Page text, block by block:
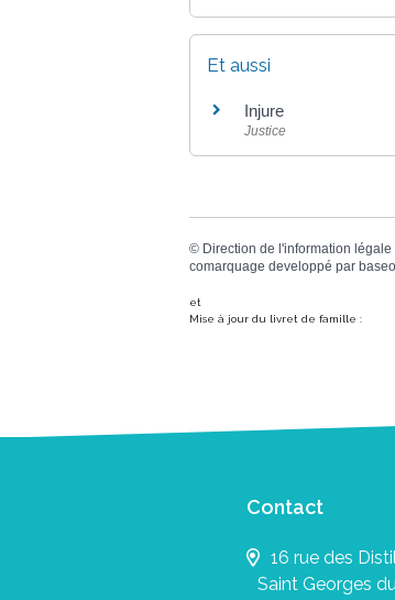
Et aussi
Injure
Justice
© Direction de l'information
comarquage developpé par
et
Mise à jour du livret de famille :
Contact
16 rue des
Saint Georges